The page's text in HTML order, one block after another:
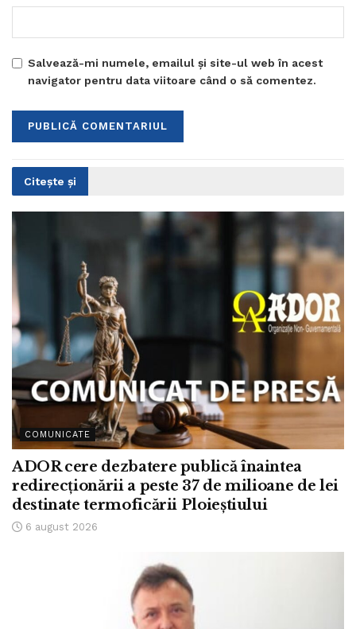
Salvează-mi numele, emailul și site-ul web în acest
navigator pentru data viitoare când o să comentez.
Citește și
COMUNICATE
ADOR cere dezbatere publică înaintea
redirecționării a peste 37 de milioane de lei
destinate termoficării Ploieștiului
6 august 2026